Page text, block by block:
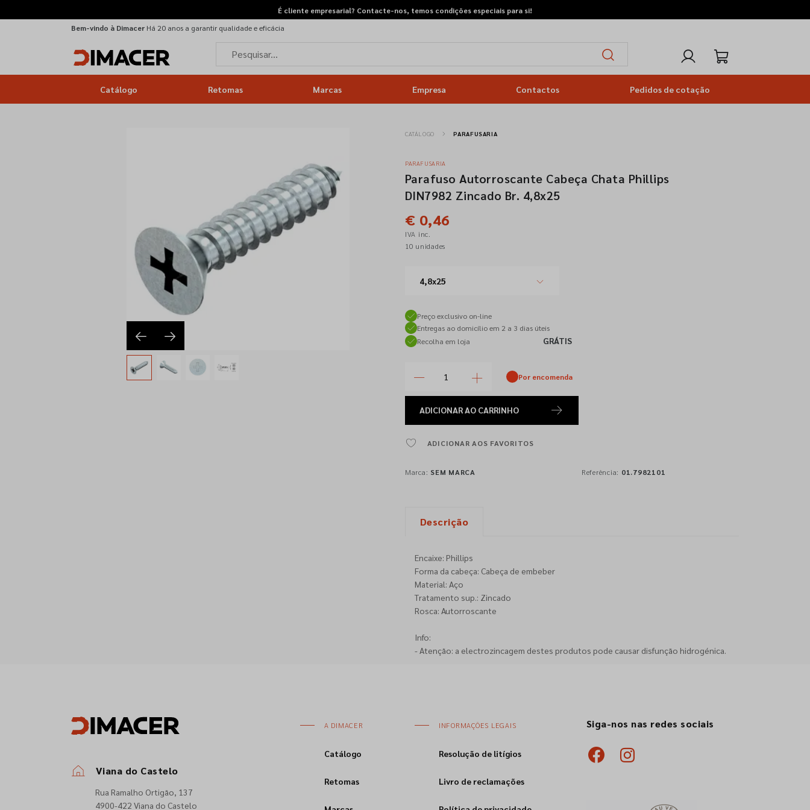
É cliente empresarial? Contacte-nos, temos condições especiais para si!
Bem-vindo à Dimacer Há 20 anos a garantir qualidade e eficácia
Catálogo Retomas Marcas Empresa Contactos Pedidos de cotação
CATÁLOGO PARAFUSARIA
PARAFUSARIA
Parafuso Autorroscante Cabeça Chata Phillips
DIN7982 Zincado Br. 4,8x25
€ 0,46
IVA inc.
10 unidades
4,8x25
Preço exclusivo on-line
Entregas ao domicílio em 2 a 3 dias úteis
Recolha em loja
GRÁTIS
Por encomenda
ADICIONARAO CARRINHO
ADICIONAR AOS FAVORITOS
Marca: SEM MARCA Referência: 01.7982101
Descrição
Encaixe: Phillips
Forma da cabeça: Cabeça de embeber
Material: Aço
Tratamento sup.: Zincado
Rosca: Autorroscante
Info:
- Atenção: a electrozincagem destes produtos pode causar disfunção hidrogénica.
Viana do Castelo
Rua Ramalho Ortigão, 137
4900-422 Viana do Castelo
A DIMACER
Catálogo
Retomas
INFORMAÇÕES LEGAIS
Resolução de litígios
Livro de reclamações
Siga-nos nas redes sociais